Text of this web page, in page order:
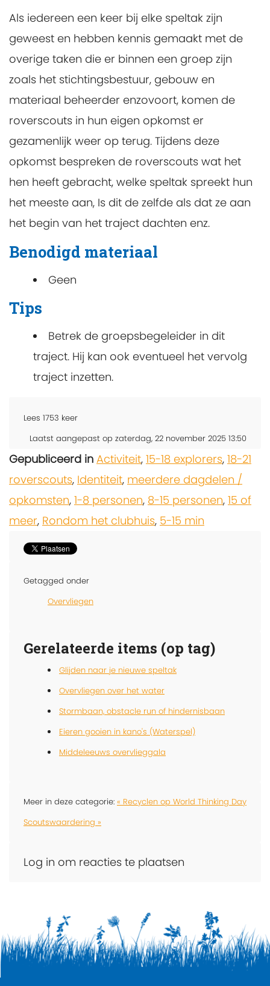
Als iedereen een keer bij elke speltak zijn
geweest en hebben kennis gemaakt met de
overige taken die er binnen een groep zijn
zoals het stichtingsbestuur, gebouw en
materiaal beheerder enzovoort, komen de
roverscouts in hun eigen opkomst er
gezamenlijk weer op terug. Tijdens deze
opkomst bespreken de roverscouts wat het
hen heeft gebracht, welke speltak spreekt hun
het meeste aan, Is dit de zelfde als dat ze aan
het begin van het traject dachten enz.
Benodigd materiaal
Geen
Tips
Betrek de groepsbegeleider in dit
traject. Hij kan ook eventueel het vervolg
traject inzetten.
Lees 1753 keer
Laatst aangepast op zaterdag, 22 november 2025 13:50
Gepubliceerd in Activiteit, 15-18 explorers, 18-21
roverscouts, Identiteit, meerdere dagdelen /
opkomsten, 1-8 personen, 8-15 personen, 15 of
meer, Rondom het clubhuis, 5-15 min
Getagged onder
Overvliegen
Gerelateerde items (op tag)
Glijden naar je nieuwe speltak
Overvliegen over het water
Stormbaan, obstacle run of hindernisbaan
Eieren gooien in kano's (Waterspel)
Middeleeuws overvlieggala
Meer in deze categorie: « Recyclen op World Thinking Day
Scoutswaardering »
Log in om reacties te plaatsen